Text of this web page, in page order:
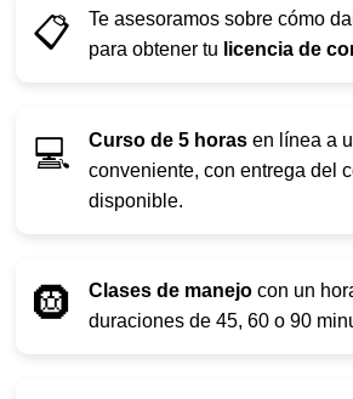
📋
Te asesoramos sobre cómo
para obtener tu licencia de
💻 Curso de 5 horas en línea a
conveniente, con entrega del
disponible.
🛞 Clases de manejo con un
duraciones de 45, 60 o 90